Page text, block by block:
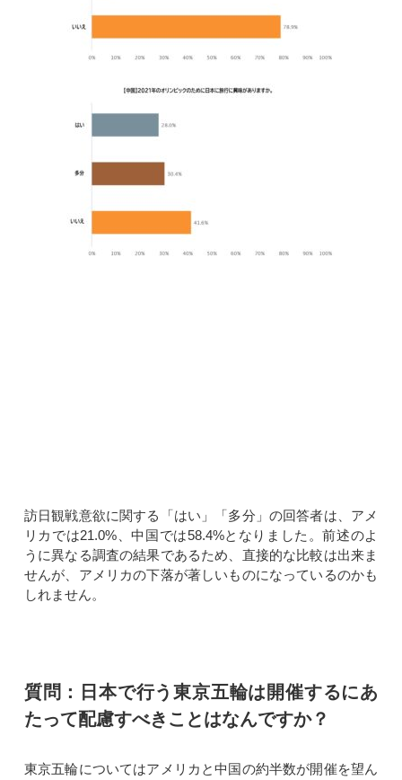
訪日観戦意欲に関する「はい」「多分」の回答者は、アメ
リカでは21.0%、中国では58.4%となりました。前述のよ
うに異なる調査の結果であるため、直接的な比較は出来ま
せんが、アメリカの下落が著しいものになっているのかも
しれません。
質問：日本で行う東京五輪は開催するにあ
たって配慮すべきことはなんですか？
東京五輪についてはアメリカと中国の約半数が開催を望ん